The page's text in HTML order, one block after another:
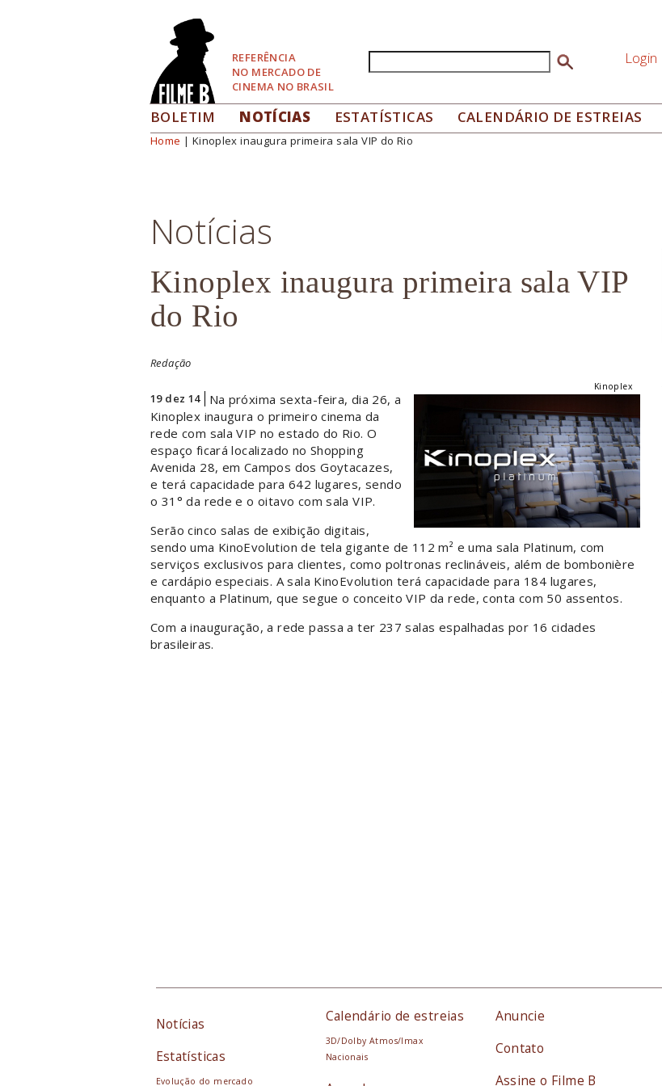
REFERÊNCIA
NO MERCADO DE
CINEMA NO BRASIL
Formulário de busca Login
BOLETIM NOTÍCIAS ESTATÍSTICAS CALENDÁRIO DE ESTREIAS
Você está aqui
Home | Kinoplex inaugura primeira sala VIP do Rio
Notícias
Kinoplex inaugura primeira sala VIP
do Rio
Redação
19 dez 14
Kinoplex
Na próxima sexta-feira, dia 26, a
Kinoplex inaugura o primeiro cinema da
rede com sala VIP no estado do Rio. O
espaço ficará localizado no Shopping
Avenida 28, em Campos dos Goytacazes,
e terá capacidade para 642 lugares, sendo
o 31° da rede e o oitavo com sala VIP.
Serão cinco salas de exibição digitais,
sendo uma KinoEvolution de tela gigante de 112 m² e uma sala Platinum, com
serviços exclusivos para clientes, como poltronas reclináveis, além de bombonière
e cardápio especiais. A sala KinoEvolution terá capacidade para 184 lugares,
enquanto a Platinum, que segue o conceito VIP da rede, conta com 50 assentos.
Com a inauguração, a rede passa a ter 237 salas espalhadas por 16 cidades
brasileiras.
Notícias
Estatísticas
Evolução do mercado
Calendário de estreias
3D/Dolby Atmos/Imax
Nacionais
Anuncie
Contato
Assine o Filme B